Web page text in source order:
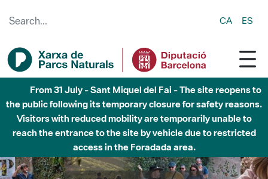
CA ES
5 d'agost - Parc Natural de Sant Llorenç del Munt i l
´Obac - Nivell 3 del Pla Alfa (perill molt alt d'incendi)
Gaudim als Parcs